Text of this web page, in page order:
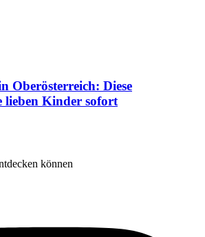
Oberösterreich: Diese
lieben Kinder sofort
können